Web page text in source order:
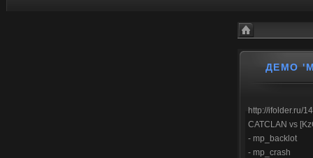
ДЕМО
http://ifolder.ru/
CATCLAN vs
- mp_backlot
- mp_crash